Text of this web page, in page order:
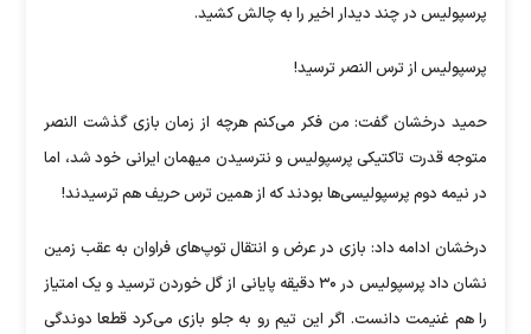
پرسپولیس در چند دیدار اخیر را به چالش کشید.
پرسپولیس از ترس النصر ترسید!
حمید درخشان گفت: من فکر می‌کنم هرچه از زمان بازی گذشت النصر
متوجه قدرت تاکتیکی پرسپولیس و نترسیدن میهمان ایرانی خود شد، اما
در نیمه دوم پرسپولیسی‌ها بودند که از همین ترس حریف هم ترسیدند!
درخشان ادامه داد: بازی در عرض و انتقال توپ‌های فراوان به عقب زمین
نشان داد پرسپولیس در ۳۰ دقیقه پایانی از گل خوردن ترسید و یک امتیاز
را هم غنیمت دانست. اگر این تیم رو به جلو بازی می‌کرد قطعا دوندگی